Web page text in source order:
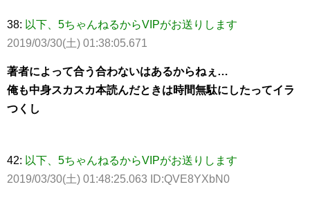
38: 以下、5ちゃんねるからVIPがお送りします
2019/03/30(土) 01:38:05.671
著者によって合う合わないはあるからねぇ…
俺も中身スカスカ本読んだときは時間無駄にしたってイラ
つくし
42: 以下、5ちゃんねるからVIPがお送りします
2019/03/30(土) 01:48:25.063 ID:QVE8YXbN0